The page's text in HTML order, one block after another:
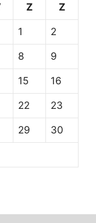
Z Z
1 2
8 9
15 16
22 23
29 30